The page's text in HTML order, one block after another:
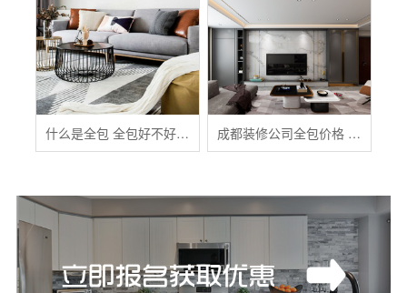
什么是全包 全包好不好 全包装修注意事项有哪些 成都装修公司全包价格 成都全包装修多少钱一平